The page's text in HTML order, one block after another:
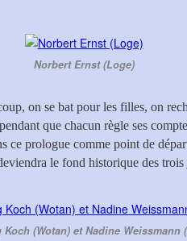
Norbert Ernst (Loge)
on se bat pour les filles, on
que chacun règle ses
ce prologue comme point de
le fond historique des trois
Koch (Wotan) et Nadine Weissmann